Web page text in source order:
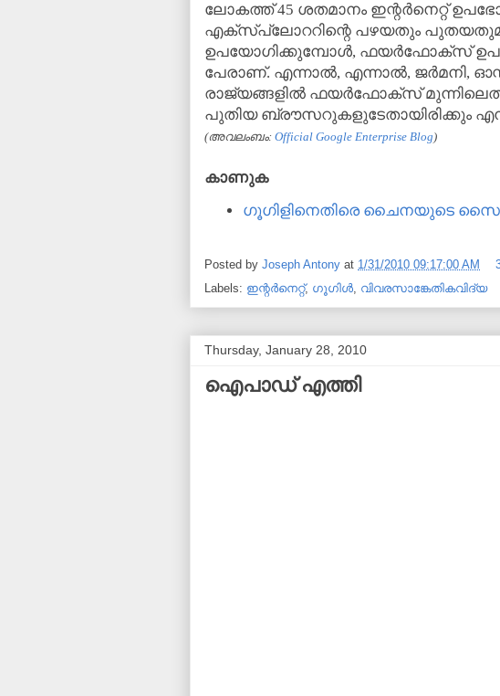
ലോകത്ത് 45 ശതമാനം ഇന്റര്‍നെറ്റ്
എക്‌സ്‌പ്ലോററിന്റെ പഴയതും
ഉപയോഗിക്കുമ്പോള്‍, ഫയര്‍ഫോക്‌സ്
പേരാണ്. എന്നാല്‍, എന്നാല്‍, ജര്‍മനി,
രാജ്യങ്ങളില്‍ ഫയര്‍ഫോക്‌സ്
പുതിയ ബ്രൗസറുകളുടേതായിരിക്കും
(അവലംബം: Official Google Enterprise Blog)
കാണുക
ഗൂഗിളിനെതിരെ ചൈനയുടെ
Posted by Joseph Antony at 1/31/2010 09:17:00 AM
Labels: ഇന്റര്‍നെറ്റ്, ഗൂഗിള്‍, വിവരസാങ്കേതികവിദ്യ
Thursday, January 28, 2010
ഐപാഡ് എത്തി